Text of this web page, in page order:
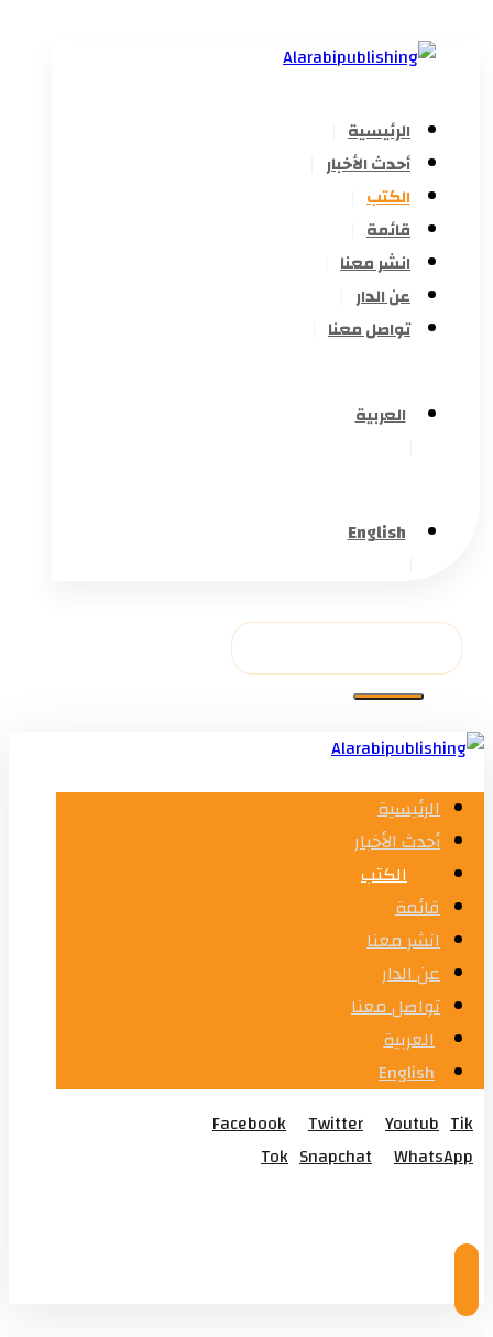
الرئيسية
أحدث الأخبار
الكتب
قائمة
انشر معنا
عن الدار
تواصل معنا
العربية
English
الرئيسية
أحدث الأخبار
الكتب
قائمة
انشر معنا
عن الدار
تواصل معنا
العربية
English
Facebook
Twitter Youtub Tik
Tok Snapchat
WhatsApp